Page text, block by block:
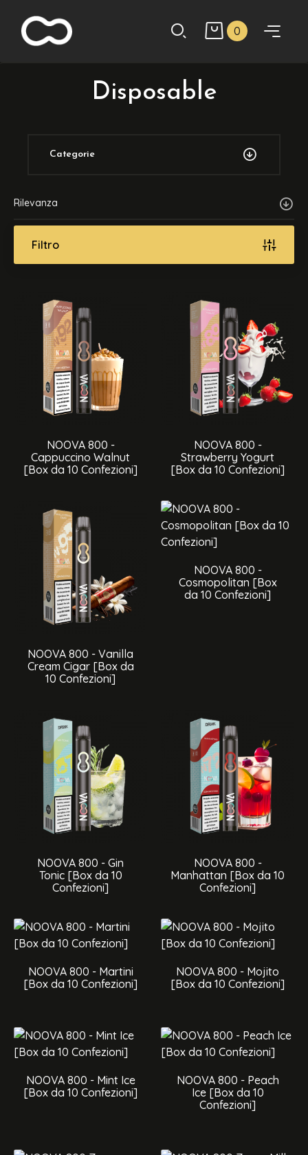
0
Disposable
Categorie
Rilevanza
Filtro
NOOVA 800 -
Cappuccino Walnut
[Box da 10 Confezioni]
NOOVA 800 -
Strawberry Yogurt
[Box da 10 Confezioni]
NOOVA 800 - Vanilla
Cream Cigar [Box da
10 Confezioni]
NOOVA 800 -
Cosmopolitan [Box
da 10 Confezioni]
NOOVA 800 - Gin
Tonic [Box da 10
Confezioni]
NOOVA 800 -
Manhattan [Box da 10
Confezioni]
NOOVA 800 - Martini
[Box da 10 Confezioni]
NOOVA 800 - Mojito
[Box da 10 Confezioni]
NOOVA 800 - Mint Ice
[Box da 10 Confezioni]
NOOVA 800 - Peach
Ice [Box da 10
Confezioni]